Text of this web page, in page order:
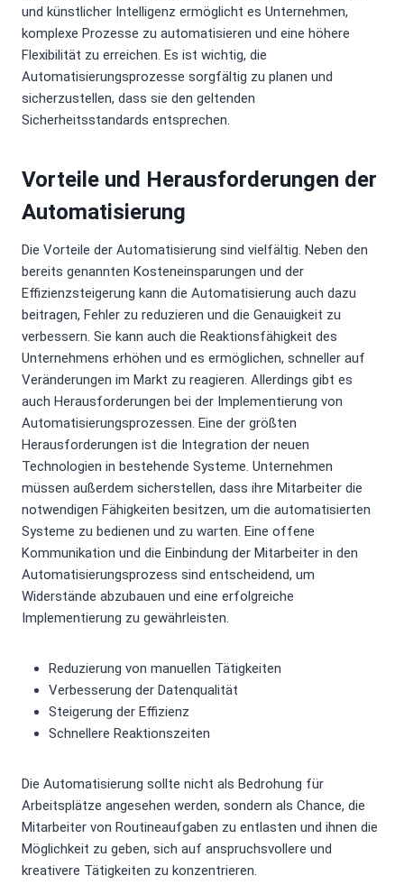
und künstlicher Intelligenz ermöglicht es Unternehmen,
komplexe Prozesse zu automatisieren und eine höhere
Flexibilität zu erreichen. Es ist wichtig, die
Automatisierungsprozesse sorgfältig zu planen und
sicherzustellen, dass sie den geltenden
Sicherheitsstandards entsprechen.
Vorteile und Herausforderungen der
Automatisierung
Die Vorteile der Automatisierung sind vielfältig. Neben den
bereits genannten Kosteneinsparungen und der
Effizienzsteigerung kann die Automatisierung auch dazu
beitragen, Fehler zu reduzieren und die Genauigkeit zu
verbessern. Sie kann auch die Reaktionsfähigkeit des
Unternehmens erhöhen und es ermöglichen, schneller auf
Veränderungen im Markt zu reagieren. Allerdings gibt es
auch Herausforderungen bei der Implementierung von
Automatisierungsprozessen. Eine der größten
Herausforderungen ist die Integration der neuen
Technologien in bestehende Systeme. Unternehmen
müssen außerdem sicherstellen, dass ihre Mitarbeiter die
notwendigen Fähigkeiten besitzen, um die automatisierten
Systeme zu bedienen und zu warten. Eine offene
Kommunikation und die Einbindung der Mitarbeiter in den
Automatisierungsprozess sind entscheidend, um
Widerstände abzubauen und eine erfolgreiche
Implementierung zu gewährleisten.
Reduzierung von manuellen Tätigkeiten
Verbesserung der Datenqualität
Steigerung der Effizienz
Schnellere Reaktionszeiten
Die Automatisierung sollte nicht als Bedrohung für
Arbeitsplätze angesehen werden, sondern als Chance, die
Mitarbeiter von Routineaufgaben zu entlasten und ihnen die
Möglichkeit zu geben, sich auf anspruchsvollere und
kreativere Tätigkeiten zu konzentrieren.